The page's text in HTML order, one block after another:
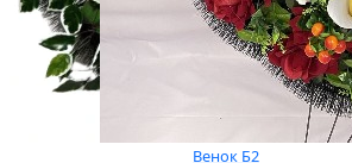
Венок Б2